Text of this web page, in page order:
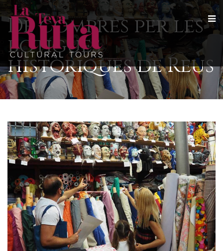
De compres per les
botigues
històriques de Reus